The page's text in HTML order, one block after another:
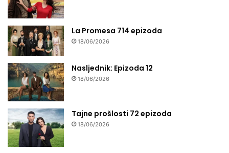
La Promesa 714 epizoda
18/06/2026
Nasljednik: Epizoda 12
18/06/2026
Tajne prošlosti 72 epizoda
18/06/2026